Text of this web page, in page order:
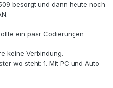
besorgt und dann heute noch
ein paar Codierungen
keine Verbindung.
wo steht: 1. Mit PC und Auto